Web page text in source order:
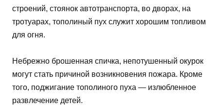
строений, стоянок автотранспорта, во дворах, на
тротуарах, тополиный пух служит хорошим топливом
для огня.
Небрежно брошенная спичка, непотушенный окурок
могут стать причиной возникновения пожара. Кроме
того, поджигание тополиного пуха — излюбленное
развлечение детей.